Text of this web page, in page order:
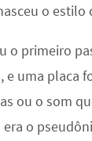
o estilo
o primeiro
uma placa
ou o som
o